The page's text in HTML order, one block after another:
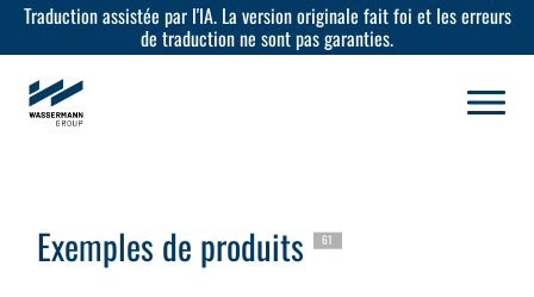
Traduction assistée par l'IA. La version originale fait foi et les erreurs
de traduction ne sont pas garanties.
Exemples de produits 61